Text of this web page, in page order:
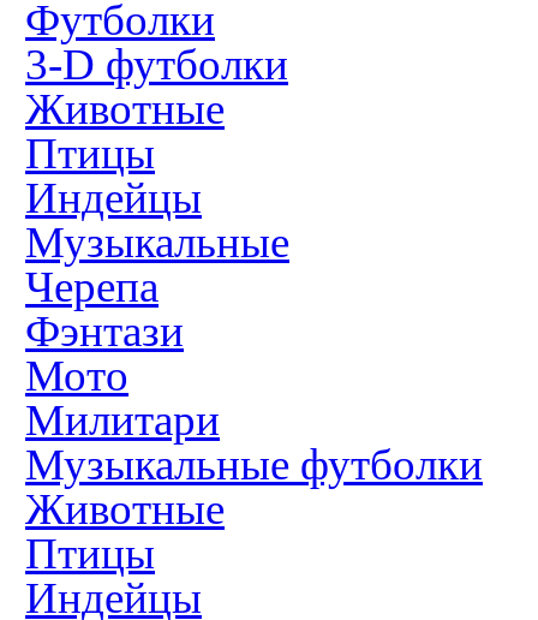
Футболки
3-D футболки
Животные
Птицы
Индейцы
Музыкальные
Черепа
Фэнтази
Мото
Милитари
Музыкальные футболки
Животные
Птицы
Индейцы